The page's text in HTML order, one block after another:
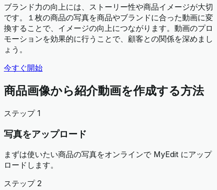
ブランド力の向上には、ストーリー性や商品イメージが大切
です。１枚の商品の写真を商品やブランドに合った動画に変
換することで、イメージの向上につながります。動画のプロ
モーションを効果的に行うことで、顧客との関係を深めまし
ょう。
今すぐ開始
商品画像から紹介動画を作成する方法
ステップ 1
写真をアップロード
まずは使いたい商品の写真をオンラインで MyEdit にアップ
ロードします。
ステップ 2